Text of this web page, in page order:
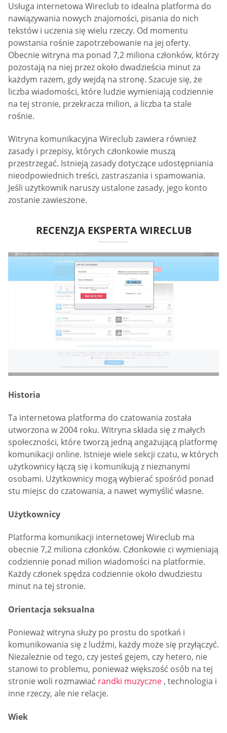
Usługa internetowa Wireclub to idealna platforma do
nawiązywania nowych znajomości, pisania do nich
tekstów i uczenia się wielu rzeczy. Od momentu
powstania rośnie zapotrzebowanie na jej oferty.
Obecnie witryna ma ponad 7,2 miliona członków, którzy
pozostają na niej przez około dwadzieścia minut za
każdym razem, gdy wejdą na stronę. Szacuje się, że
liczba wiadomości, które ludzie wymieniają codziennie
na tej stronie, przekracza milion, a liczba ta stale
rośnie.
Witryna komunikacyjna Wireclub zawiera również
zasady i przepisy, których członkowie muszą
przestrzegać. Istnieją zasady dotyczące udostępniania
nieodpowiednich treści, zastraszania i spamowania.
Jeśli użytkownik naruszy ustalone zasady, jego konto
zostanie zawieszone.
RECENZJA EKSPERTA WIRECLUB
Historia
Ta internetowa platforma do czatowania została
utworzona w 2004 roku. Witryna składa się z małych
społeczności, które tworzą jedną angażującą platformę
komunikacji online. Istnieje wiele sekcji czatu, w których
użytkownicy łączą się i komunikują z nieznanymi
osobami. Użytkownicy mogą wybierać spośród ponad
stu miejsc do czatowania, a nawet wymyślić własne.
Użytkownicy
Platforma komunikacji internetowej Wireclub ma
obecnie 7,2 miliona członków. Członkowie ci wymieniają
codziennie ponad milion wiadomości na platformie.
Każdy członek spędza codziennie około dwudziestu
minut na tej stronie.
Orientacja seksualna
Ponieważ witryna służy po prostu do spotkań i
komunikowania się z ludźmi, każdy może się przyłączyć.
Niezależnie od tego, czy jesteś gejem, czy hetero, nie
stanowi to problemu, ponieważ większość osób na tej
stronie woli rozmawiać randki muzyczne , technologia i
inne rzeczy, ale nie relacje.
Wiek